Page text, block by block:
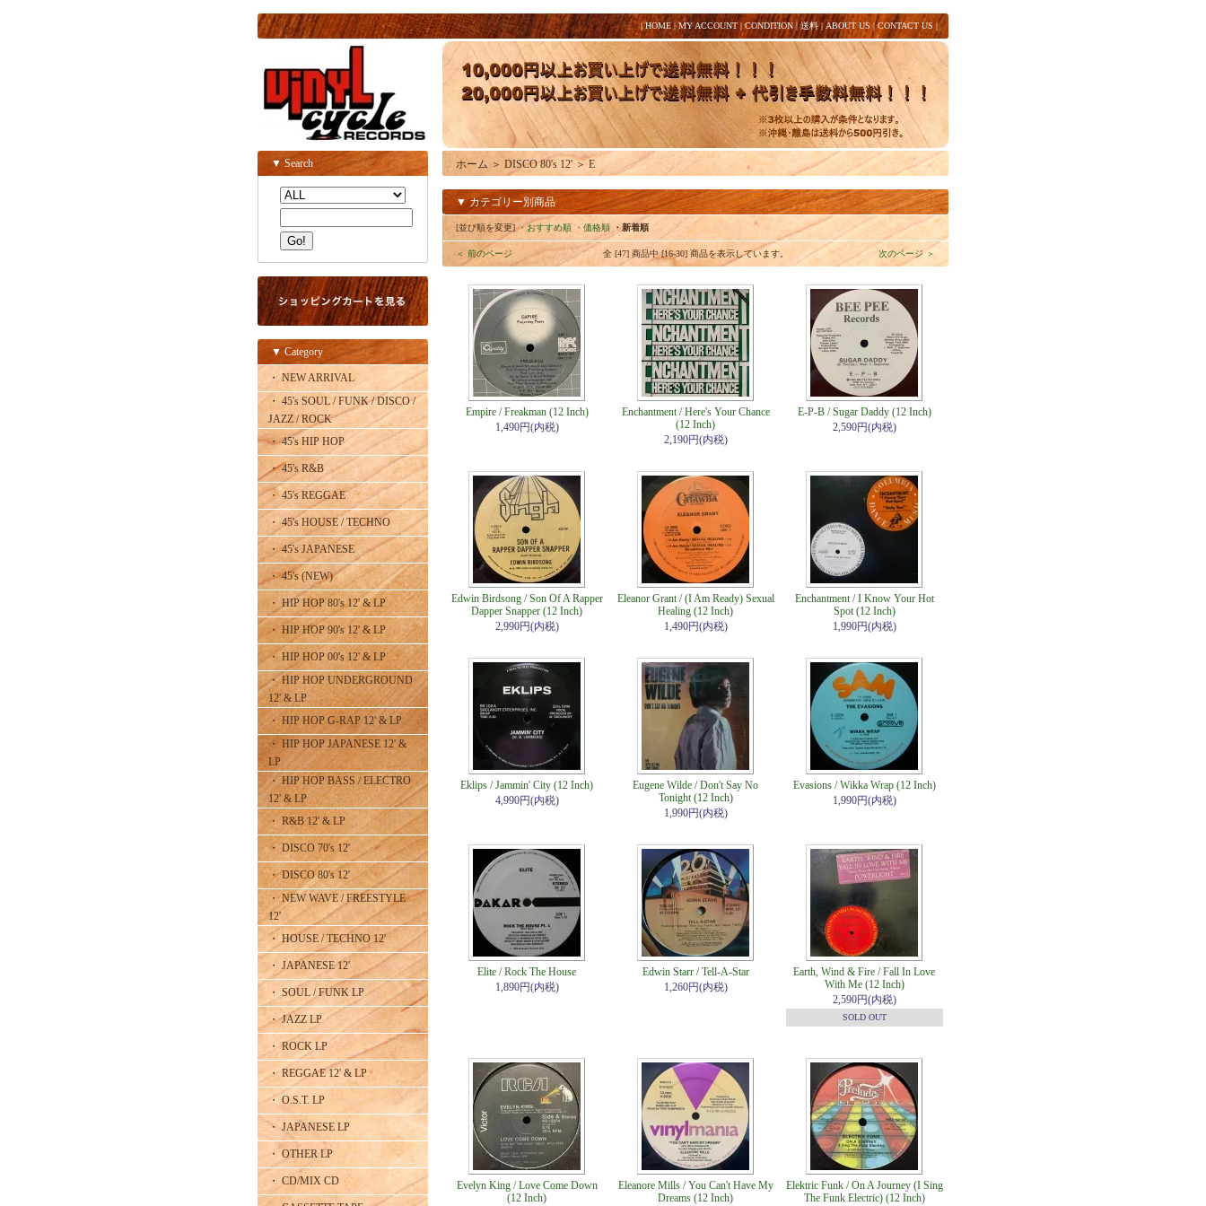
|HOME|MY ACCOUNT |CONDITION |送料| ABOUT US |CONTACT US |
▼ Search
▼ Category
・ NEW ARRIVAL
・ 45's SOUL / FUNK / DISCO /
JAZZ / ROCK
・ 45's HIP HOP
・ 45's R&B
・ 45's REGGAE
・ 45's HOUSE / TECHNO
・ 45's JAPANESE
・ 45's (NEW)
・ HIP HOP 80's 12' & LP
・ HIP HOP 90's 12' & LP
・ HIP HOP 00's 12' & LP
・ HIP HOP UNDERGROUND
12' & LP
・ HIP HOP G-RAP 12' & LP
・ HIP HOP JAPANESE 12' &
LP
・ HIP HOP BASS / ELECTRO
12' & LP
・ R&B 12' & LP
・ DISCO 70's 12'
・ DISCO 80's 12'
・ NEW WAVE / FREESTYLE
12'
・ HOUSE / TECHNO 12'
・ JAPANESE 12'
・ SOUL / FUNK LP
・ JAZZ LP
・ ROCK LP
・ REGGAE 12' & LP
・ O.S.T. LP
・ JAPANESE LP
・ OTHER LP
・ CD/MIX CD
ホーム ＞ DISCO 80's 12' ＞ E
▼ カテゴリー別商品
[並び順を変更]・おすすめ順 ・価格順 ・新着順
＜ 前のページ 全 [47] 商品中 [16-30] 商品を表示しています。 次のページ ＞
Empire / Freakman (12 Inch)
1,490円(内税)
Enchantment / Here's Your Chance
(12 Inch)
2,190円(内税)
E-P-B / Sugar Daddy (12 Inch)
2,590円(内税)
Edwin Birdsong / Son Of A Rapper
Dapper Snapper (12 Inch)
2,990円(内税)
Eleanor Grant / (I Am Ready) Sexual
Healing (12 Inch)
1,490円(内税)
Enchantment / I Know Your Hot
Spot (12 Inch)
1,990円(内税)
Eklips / Jammin' City (12 Inch)
4,990円(内税)
Eugene Wilde / Don't Say No
Tonight (12 Inch)
1,990円(内税)
Evasions / Wikka Wrap (12 Inch)
1,990円(内税)
Elite / Rock The House
1,890円(内税)
Edwin Starr / Tell-A-Star
1,260円(内税)
Earth, Wind & Fire / Fall In Love
With Me (12 Inch)
2,590円(内税)
SOLD OUT
Evelyn King / Love Come Down
(12 Inch)
Eleanore Mills / You Can't Have My
Dreams (12 Inch)
Elektric Funk / On A Journey (I Sing
The Funk Electric) (12 Inch)